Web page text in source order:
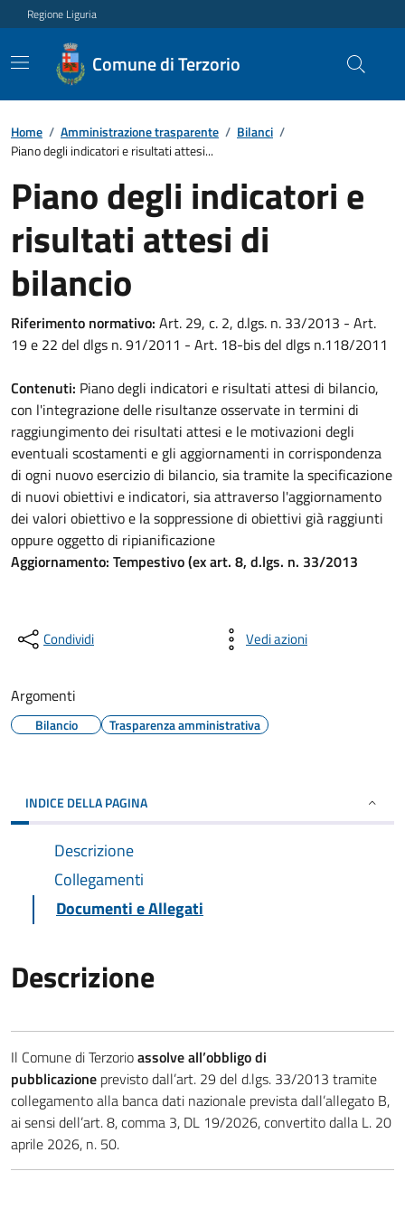
Regione Liguria
Comune di Terzorio
Home / Amministrazione trasparente / Bilanci /
Piano degli indicatori e risultati attesi...
Piano degli indicatori e
risultati attesi di
bilancio
Riferimento normativo: Art. 29, c. 2, d.lgs. n. 33/2013 - Art.
19 e 22 del dlgs n. 91/2011 - Art. 18-bis del dlgs n.118/2011
Contenuti: Piano degli indicatori e risultati attesi di bilancio,
con l'integrazione delle risultanze osservate in termini di
raggiungimento dei risultati attesi e le motivazioni degli
eventuali scostamenti e gli aggiornamenti in corrispondenza
di ogni nuovo esercizio di bilancio, sia tramite la specificazione
di nuovi obiettivi e indicatori, sia attraverso l'aggiornamento
dei valori obiettivo e la soppressione di obiettivi già raggiunti
oppure oggetto di ripianificazione
Aggiornamento: Tempestivo (ex art. 8, d.lgs. n. 33/2013
Condividi Vedi azioni
Argomenti
Bilancio Trasparenza amministrativa
INDICE DELLA PAGINA
Descrizione
Collegamenti
Documenti e Allegati
Descrizione
Il Comune di Terzorioassolve all’obbligo di
pubblicazione previsto dall’art. 29 del d.lgs. 33/2013 tramite
collegamento alla banca dati nazionale prevista dall’allegato B,
ai sensi dell’art. 8, comma 3, DL 19/2026, convertito dalla L. 20
aprile 2026, n. 50.